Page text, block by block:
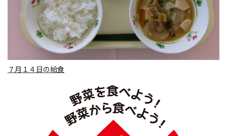
７月１４日の給食